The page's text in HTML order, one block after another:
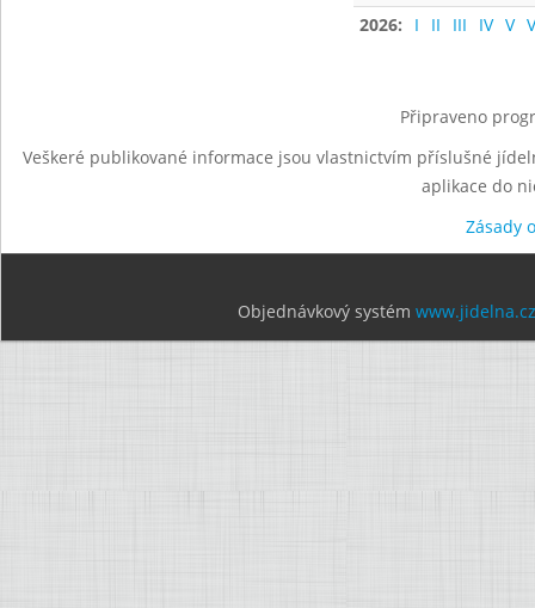
2026:
I II III IV V
Připraveno
Veškeré publikované informace jsou vlastnictvím příslušné
aplikace do
Zásady
Objednávkový systém www.jidelna.cz